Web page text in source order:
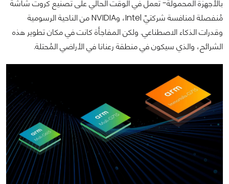
بالأجهزة المحمولة- تعمل في الوقت الحالي على تصنيع كروت شاشة
مُنفصلة لمنافسة شركتيّ Intel، وNVIDIA من الناحية الرسومية
وقدرات الذكاء الاصطناعي. ولكن المفاجأة كانت في مكان تطوير هذه
الشرائح، والذي سيكون في منطقة رعنانا في الأراضي المُحتلة.